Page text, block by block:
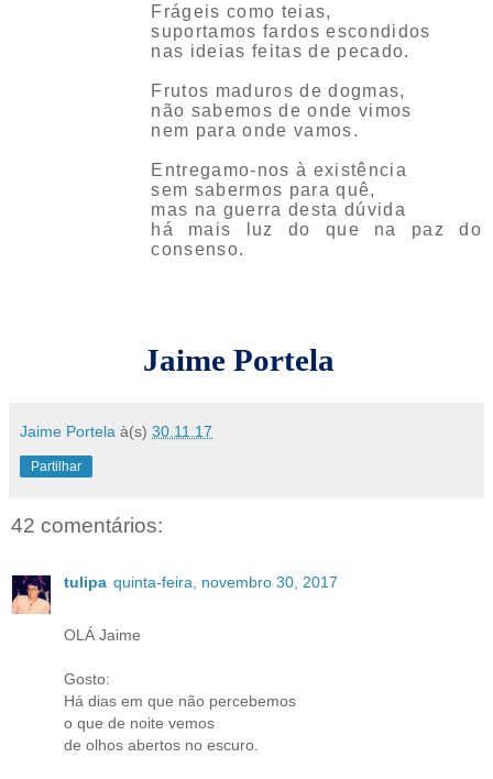
Frágeis como teias,
suportamos fardos escondidos
nas ideias feitas de pecado.
Frutos maduros de dogmas,
não sabemos de onde vimos
nem para onde vamos.
Entregamo-nos à existência
sem sabermos para quê,
mas na guerra desta dúvida
há mais luz do que na paz do
consenso.
Jaime Portela
Jaime Portela à(s) 30.11.17
Partilhar
42 comentários:
tulipa quinta-feira, novembro 30, 2017
OLÁ Jaime
Gosto:
Há dias em que não percebemos
o que de noite vemos
de olhos abertos no escuro.